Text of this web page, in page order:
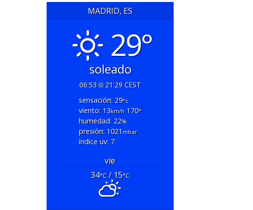
MADRID, ES
29°
soleado
06:53
21:29 CEST
sensación: 29°c
viento: 13km/h 170°
humedad: 22%
presión: 1021 mbar
índice uv: 7
vie
34°C/ 15°C